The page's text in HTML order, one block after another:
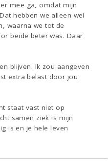
mee ga, omdat mijn
hebben we alleen wel
waarna we tot de
beide beter was. Daar
blijven. Ik zou aangeven
extra belast door jou
staat vast niet op
samen ziek is mijn
is en je hele leven